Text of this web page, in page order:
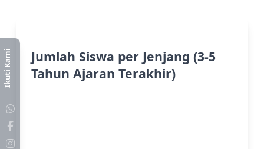
Jumlah Siswa per Jenjang (3-5
Tahun Ajaran Terakhir)
Ikuti Kami